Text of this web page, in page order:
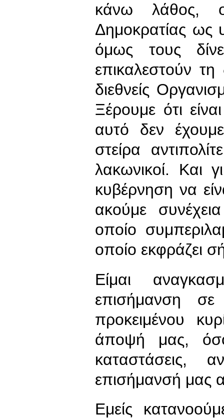
κάνω λάθος,
Δημοκρατίας ως
όμως τους
επικαλεστούν
διεθνείς
Ξέρουμε ότι
αυτό δεν
στείρα
λακωνικοί. Και
κυβέρνηση να
ακούμε
οποίο
οποίο εκφράζει
Είμαι
επισήμανση
προκειμένου
άποψή μας,
καταστάσεις,
επισήμανσή μας
Εμείς